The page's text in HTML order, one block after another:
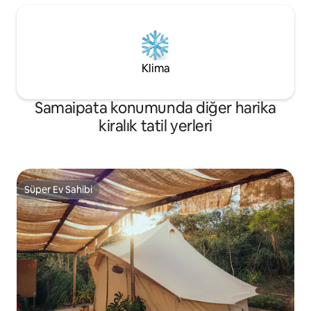
Klima
Samaipata konumunda diğer harika
kiralık tatil yerleri
Süper Ev Sahibi
Süper Ev Sahibi